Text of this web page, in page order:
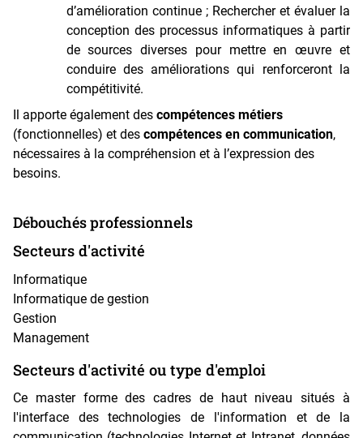
d’amélioration continue ; Rechercher et évaluer la
conception des processus informatiques à partir
de sources diverses pour mettre en œuvre et
conduire des améliorations qui renforceront la
compétitivité.
Il apporte également des compétences métiers
(fonctionnelles) et des compétences en communication,
nécessaires à la compréhension et à l’expression des
besoins.
Débouchés professionnels
Secteurs d'activité
Informatique
Informatique de gestion
Gestion
Management
Secteurs d'activité ou type d'emploi
Ce master forme des cadres de haut niveau situés à
l'interface des technologies de l'information et de la